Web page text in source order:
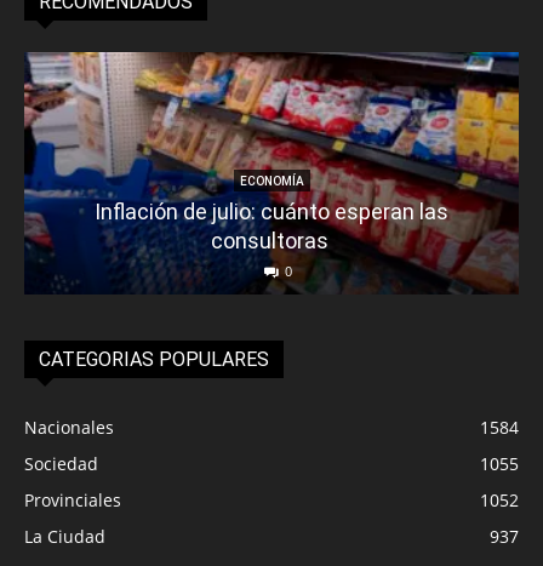
ECONOMÍA
Inflación de julio: cuánto esperan las
consultoras
0
CATEGORIAS POPULARES
Nacionales
1584
Sociedad
1055
Provinciales
1052
La Ciudad
937